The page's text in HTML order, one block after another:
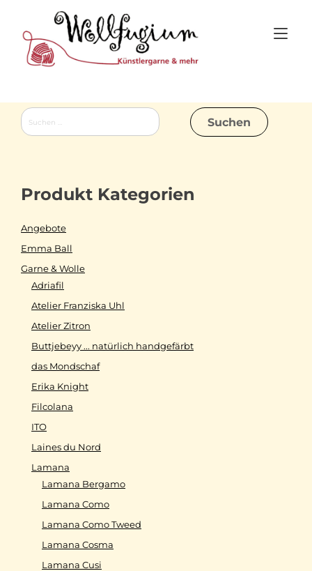
content
Suchen
nach:
Produkt Kategorien
Angebote
Emma Ball
Garne & Wolle
Adriafil
Atelier Franziska Uhl
Atelier Zitron
Buttjebeyy ... natürlich handgefärbt
das Mondschaf
Erika Knight
Filcolana
ITO
Laines du Nord
Lamana
Lamana Bergamo
Lamana Como
Lamana Como Tweed
Lamana Cosma
Lamana Cusi